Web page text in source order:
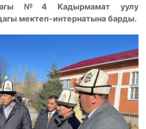
№4 Кадырмамат уулу
мектеп-интернатына барды.